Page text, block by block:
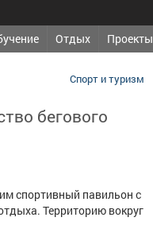
Отдых Проекты
Спорт и туризм
бегового
спортивный павильон с
Территорию вокруг